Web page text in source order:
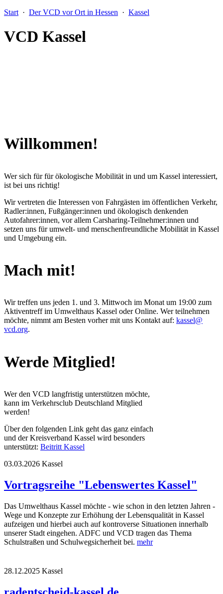
Start · Der VCD vor Ort in Hessen · Kassel
VCD Kassel
Willkommen!
Wer sich für für ökologische Mobilität in und um Kassel interessiert,
ist bei uns richtig!
Wir vertreten die Interessen von Fahrgästen im öffentlichen Verkehr,
Radler:innen, Fußgänger:innen und ökologisch denkenden
Autofahrer:innen, vor allem Carsharing-Teilnehmer:innen und
setzen uns für umwelt- und menschenfreundliche Mobilität in Kassel
und Umgebung ein.
Mach mit!
Wir treffen uns jeden 1. und 3. Mittwoch im Monat um 19:00 zum
Aktiventreff im Umwelthaus Kassel oder Online. Wer teilnehmen
möchte, nimmt am Besten vorher mit uns Kontakt auf: kassel@
vcd.org.
Werde Mitglied!
Wer den VCD langfristig unterstützen möchte,
kann im Verkehrsclub Deutschland Mitglied
werden!
Über den folgenden Link geht das ganz einfach
und der Kreisverband Kassel wird besonders
unterstützt: Beitritt Kassel
03.03.2026 Kassel
Vortragsreihe "Lebenswertes Kassel"
Das Umwelthaus Kassel möchte - wie schon in den letzten Jahren -
Wege und Konzepte zur Erhöhung der Lebensqualität in Kassel
aufzeigen und hierbei auch auf kontroverse Situationen innerhalb
unserer Stadt eingehen. ADFC und VCD tragen das Thema
Schulstraßen und Schulwegsicherheit bei. mehr
28.12.2025 Kassel